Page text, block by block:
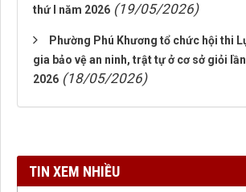
thứ I năm 2026 (19/05/2026)
Phường Phú Khương tổ chức hội thi
gia bảo vệ an ninh, trật tự ở cơ sở giỏi
2026 (18/05/2026)
TIN XEM NHIỀU